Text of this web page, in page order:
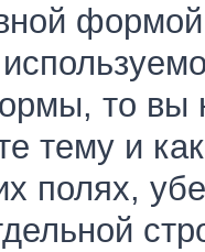
то вы
тему и
полях,